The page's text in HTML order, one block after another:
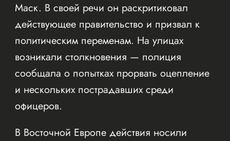
Маск. В своей речи он раскритиковал
действующее правительство и призвал к
политическим переменам. На улицах
возникали столкновения — полиция
сообщала о попытках прорвать оцепление
и нескольких пострадавших среди
офицеров.
В Восточной Европе действия носили